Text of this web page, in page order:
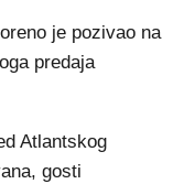
je pozivao na
predaja
Atlantskog
gosti